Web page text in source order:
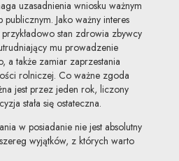
uzasadnienia wniosku ważnym
publicznym. Jako ważny interes
stan zdrowia zbywcy
mu prowadzenie
a także zamiar zaprzestania
rolniczej. Co ważne zgoda
jest przez jeden rok, liczony
stała się ostateczna.
w posiadanie nie jest absolutny
wyjątków, z których warto